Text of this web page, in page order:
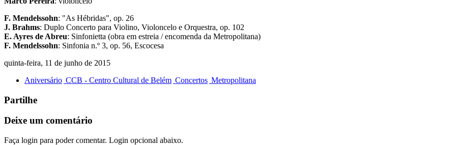
F. Mendelssohn: "As Hébridas", op. 26
J. Brahms: Duplo Concerto para Violino, Violoncelo e Orquestra, op. 102
E. Ayres de Abreu: Sinfonietta (obra em estreia / encomenda da Metropolitana)
F. Mendelssohn: Sinfonia n.º 3, op. 56, Escocesa
quinta-feira, 11 de junho de 2015
Aniversário CCB - Centro Cultural de Belém Concertos Metropolitana
Partilhe
Deixe um comentário
Faça login para poder comentar. Login opcional abaixo.